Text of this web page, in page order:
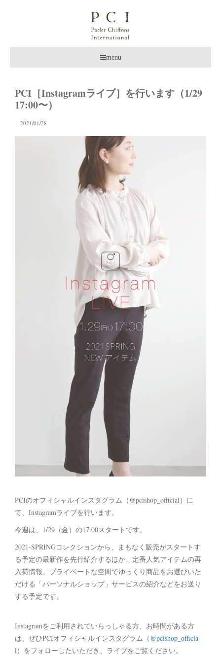
menu
PCI［Instagramライブ］を行います（1/29
17:00〜）
2021/01/28
PCIのオフィシャルインスタグラム（@pcishop_official）に
て、Instagramライブを行います。
今週は、1/29（金）の17:00スタートです。
2021-SPRINGコレクションから、まもなく販売がスタートす
る予定の最新作を先行紹介するほか、定番人気アイテムの再
入荷情報、プライベートな空間でゆっくり商品をお選びいた
だける「パーソナルショップ」サービスの紹介などをお送り
する予定です。
Instagramをご利用されていらっしゃる方、お時間がある方
は、ぜひPCIオフィシャルインスタグラム（@pcishop_officia
l）をフォローしたいただき、ライブをご覧ください。